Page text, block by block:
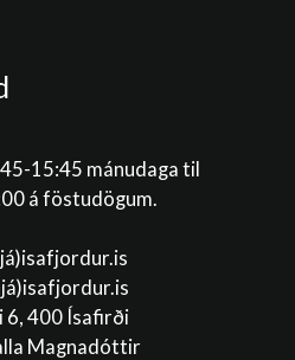
15:45 mánudaga til
á föstudögum.
6, 400 Ísafirði
Magnadóttir